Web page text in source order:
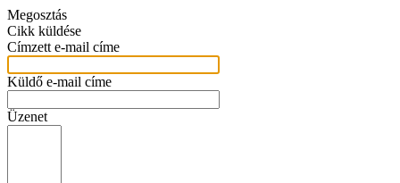
Megosztás
Cikk küldése
Címzett e-mail címe
Küldő e-mail címe
Üzenet